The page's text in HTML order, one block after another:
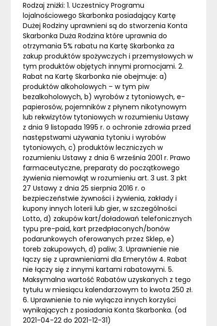
Rodzaj zniżki: 1. Uczestnicy Programu
lojalnościowego Skarbonka posiadający Kartę
Dużej Rodziny uprawnieni są do stworzenia Konta
Skarbonka Duża Rodzina które uprawnia do
otrzymania 5% rabatu na Kartę Skarbonka za
zakup produktów spożywczych i przemysłowych w
tym produktów objętych innymi promocjami. 2.
Rabat na Kartę Skarbonka nie obejmuje: a)
produktów alkoholowych – w tym piw
bezalkoholowych, b) wyrobów z tytoniowych, e-
papierosów, pojemników z płynem nikotynowym
lub rekwizytów tytoniowych w rozumieniu Ustawy
z dnia 9 listopada 1995 r. o ochronie zdrowia przed
następstwami używania tytoniu i wyrobów
tytoniowych, c) produktów leczniczych w
rozumieniu Ustawy z dnia 6 września 2001 r. Prawo
farmaceutyczne, preparaty do początkowego
żywienia niemowląt w rozumieniu art. 3 ust. 3 pkt
27 Ustawy z dnia 25 sierpnia 2016 r. o
bezpieczeństwie żywności i żywienia, zakłady i
kupony innych loterii lub gier, w szczególności
Lotto, d) zakupów kart/doładowań telefonicznych
typu pre-paid, kart przedpłaconych/bonów
podarunkowych oferowanych przez Sklep, e)
toreb zakupowych, d) paliw; 3. Uprawnienie nie
łączy się z uprawnieniami dla Emerytów 4. Rabat
nie łączy się z innymi kartami rabatowymi. 5.
Maksymalna wartość Rabatów uzyskanych z tego
tytułu w miesiącu kalendarzowym to kwota 250 zł.
6. Uprawnienie to nie wyłącza innych korzyści
wynikających z posiadania Konta Skarbonka. (od
2021-04-22 do 2021-12-31)